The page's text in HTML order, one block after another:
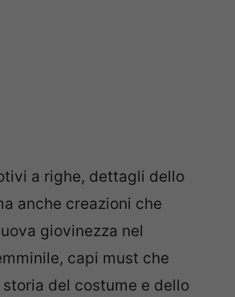
a righe, dettagli dello
anche creazioni che
giovinezza nel
capi must che
del costume e dello